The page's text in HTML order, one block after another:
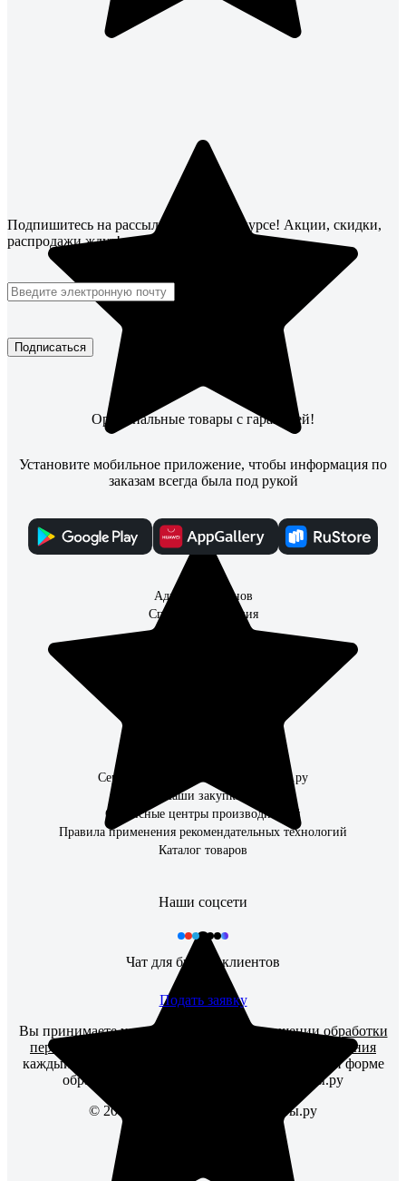
Подпишитесь на рассылку
и будьте в курсе! Акции, скидки,
распродажи ждут!
Подписаться
Оригинальные товары с гарантией!
Установите мобильное приложение, чтобы информация по
заказам всегда была под рукой
Адреса магазинов
Способы получения
Сервисный центр ВсеИнструменты.ру
Наши закупки
Сервисные центры производителей
Правила применения рекомендательных технологий
Каталог товаров
Наши соцсети
Чат для бизнес-клиентов
Подать заявку
Вы принимаете условия
политики в отношении обработки
персональных данных
пользовательского соглашения
каждый раз, когда оставляете свои данные в любой форме
обратной связи на сайте ВсеИнструменты.ру
© 2006 — 2026. ВсеИнструменты.ру